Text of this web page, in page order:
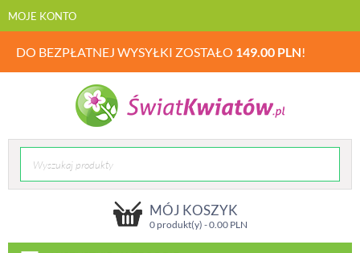
MOJE KONTO
DO BEZPŁATNEJ WYSYŁKI ZOSTAŁO 149.00 PLN!
MÓJ KOSZYK
0 produkt(y) -0.00PLN